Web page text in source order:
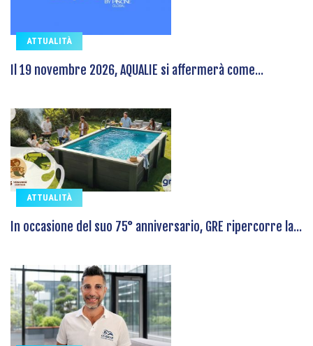
ATTUALITÀ
Il 19 novembre 2026, AQUALIE si affermerà come...
ATTUALITÀ
In occasione del suo 75° anniversario, GRE ripercorre la...